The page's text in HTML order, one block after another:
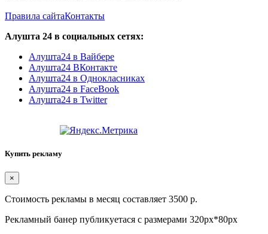
Правила сайтаКонтакты
Алушта 24 в социальных сетях:
Алушта24 в Вайбере
Алушта24 ВКонтакте
Алушта24 в Однокласниках
Алушта24 в FaceBook
Алушта24 в Twitter
Купить рекламу
×
Стоимость рекламы в месяц составляет 3500 р.
Рекламный банер публикуетася с размерами 320px*80px